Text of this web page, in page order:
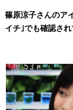
篠原涼子さんのア
イチ｣でも確認され